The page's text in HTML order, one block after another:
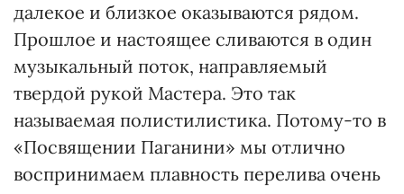
далекое и близкое оказываются рядом.
Прошлое и настоящее сливаются в один
музыкальный поток, направляемый
твердой рукой Мастера. Это так
называемая полистилистика. Потому-то в
«Посвящении Паганини» мы отлично
воспринимаем плавность перелива очень